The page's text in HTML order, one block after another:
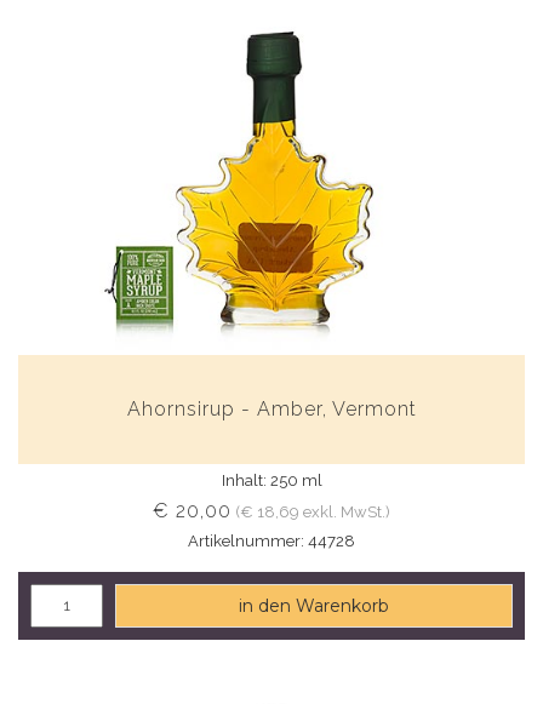
Ahornsirup - Amber, Vermont
Inhalt: 250 ml
€ 20,00 (€ 18,69 exkl. MwSt.)
Artikelnummer: 44728
in den Warenkorb